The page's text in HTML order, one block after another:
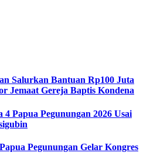
Salurkan Bantuan Rp100 Juta
Jemaat Gereja Baptis Kondena
Papua Pegunungan 2026 Usai
Pegunungan Gelar Kongres